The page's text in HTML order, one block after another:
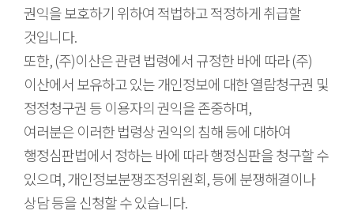
권익을 보호하기 위하여 적법하고 적정하게 취급할
것입니다.
또한, (주)이산은 관련 법령에서 규정한 바에 따라 (주)
이산에서 보유하고 있는 개인정보에 대한 열람청구권 및
정정청구권 등 이용자의 권익을 존중하며,
여러분은 이러한 법령상 권익의 침해 등에 대하여
행정심판법에서 정하는 바에 따라 행정심판을 청구할 수
있으며, 개인정보분쟁조정위원회, 등에 분쟁해결이나
상담 등을 신청할 수 있습니다.